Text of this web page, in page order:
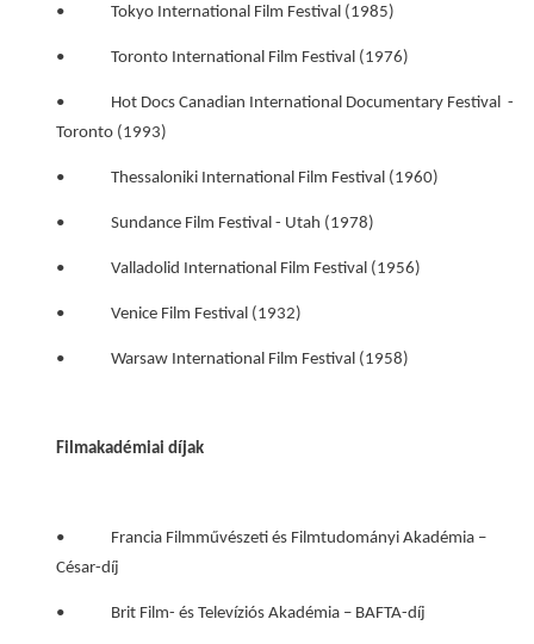
• Tokyo International Film Festival (1985)
• Toronto International Film Festival (1976)
• Hot Docs Canadian International Documentary Festival -
Toronto (1993)
• Thessaloniki International Film Festival (1960)
• Sundance Film Festival - Utah (1978)
• Valladolid International Film Festival (1956)
• Venice Film Festival (1932)
• Warsaw International Film Festival (1958)
Filmakadémiai díjak
• Francia Filmművészeti és Filmtudományi Akadémia –
César-díj
• Brit Film- és Televíziós Akadémia – BAFTA-díj